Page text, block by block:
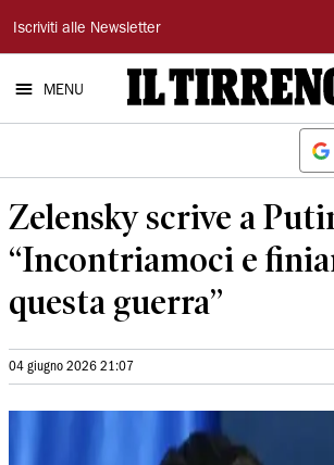
Il
Tirreno
Iscriviti alle Newsletter
MENU
Zelensky scrive a
“Incontriamoci e
questa guerra”
04 giugno 2026 21:07